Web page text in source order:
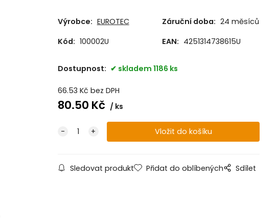
Výrobce: EUROTEC Záruční doba: 24 měsíců
Kód: 100002U EAN: 4251314738615U
Dostupnost: skladem 1186 ks
66.53 Kč bez DPH
80.50 Kč ks
Sledovat produkt Přidat do oblíbených Sdílet